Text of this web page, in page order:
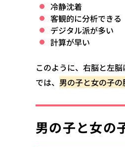
冷静沈着
客観的に分析できる
デジタル派が多い
計算が早い
このように、右脳と左
では、 男の子と女の子
男の子と女の